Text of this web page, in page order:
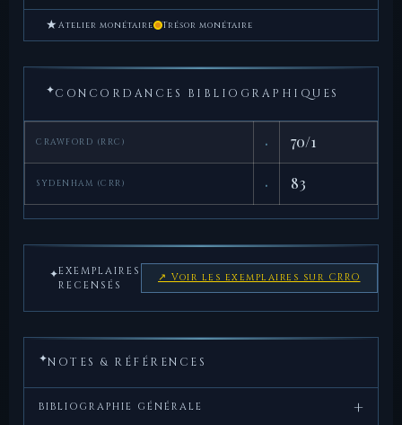
★ Atelier monétaire Trésor monétaire
✦CONCORDANCES BIBLIOGRAPHIQUES
CRAWFORD (RRC) · 70/1
SYDENHAM (CRR) · 83
✦EXEMPLAIRES
RECENSÉS
↗ Voir les exemplaires sur CRRO
✦NOTES & RÉFÉRENCES
BIBLIOGRAPHIE GÉNÉRALE +